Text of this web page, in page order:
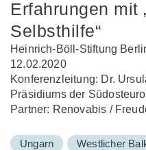
Erfahrungen mit
Selbsthilfe“
Heinrich-Böll-Stiftung
12.02.2020
Konferenzleitung: Dr.
Präsidiums der
Partner: Renovabis /
Ungarn
Westlicher